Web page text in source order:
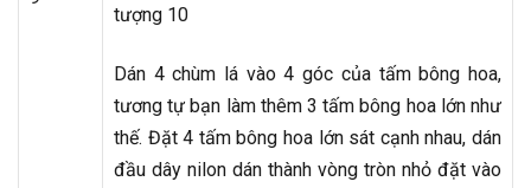
Dán 4 chùm lá vào 4 góc của tấm bông hoa,
tương tự bạn làm thêm 3 tấm bông hoa lớn như
thế. Đặt 4 tấm bông hoa lớn sát cạnh nhau, dán
đầu dây nilon dán thành vòng tròn nhỏ đặt vào